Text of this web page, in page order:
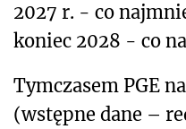
2027 r. - co
koniec 2028 - co
Tymczasem PGE
(wstępne dane –